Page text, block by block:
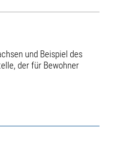
und Beispiel des
der für Bewohner